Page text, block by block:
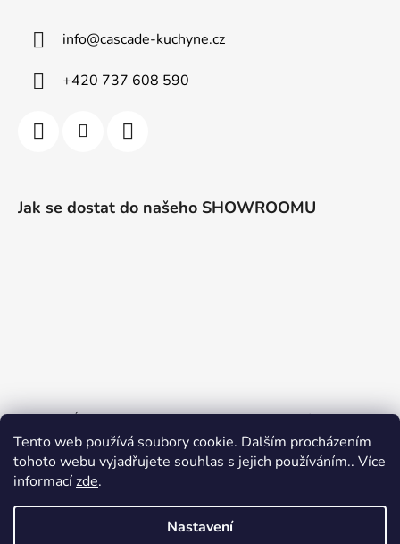
Tento web používá soubory cookie. Dalším procházením
tohoto webu vyjadřujete souhlas s jejich používáním.. Více
informacízde.
Nastavení
S radostí vám představujeme náš nově spuštěný
internetový obchod, kde najdete široký výběr kvalitních
info@cascade-kuchyne.cz
+420 737 608 590
Jak se dostat do našeho SHOWROOMU
PO a PÁ 10:00 - 16:00, jinak dle telefonické domluvy
Sjednat schůzku